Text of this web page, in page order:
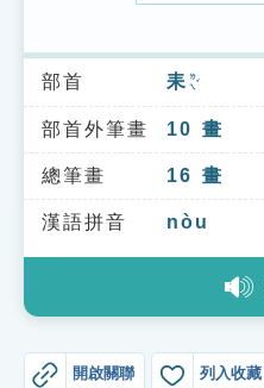
索引選單
知識索引
單字索引
生命大百科索引
教學應用
部首 耒 ㄌㄟˇ
部首外筆畫 10 畫
總筆畫 16 畫
漢語拼音 nòu
開啟關聯 列入收藏